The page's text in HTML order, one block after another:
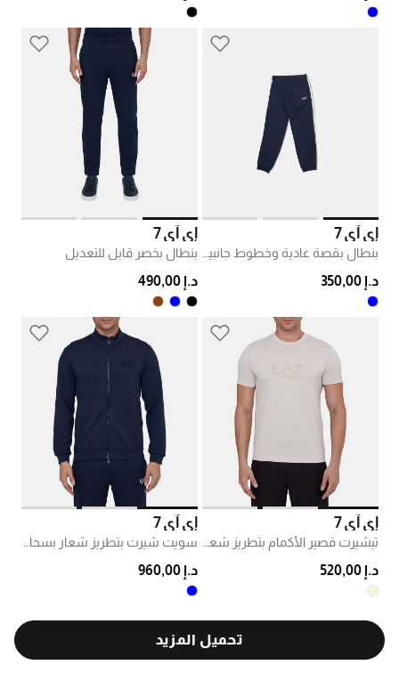
إي آي 7
د.إ 350,00
إي آي 7
بنطال بخصر قابل للتعديل
د.إ 490,00
إي آي 7
د.إ 520,00
إي آي 7
د.إ 960,00
تحميل المزيد